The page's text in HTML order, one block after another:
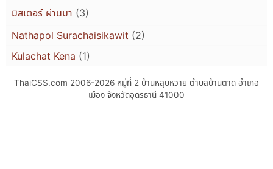
มิสเตอร์ ผ่านมา (3)
Nathapol Surachaisikawit (2)
Kulachat Kena (1)
ThaiCSS.com 2006-2026 หมู่ที่ 2 บ้านหลุบหวาย ตำบลบ้านตาด อำเภอ
เมือง จังหวัดอุดรธานี 41000